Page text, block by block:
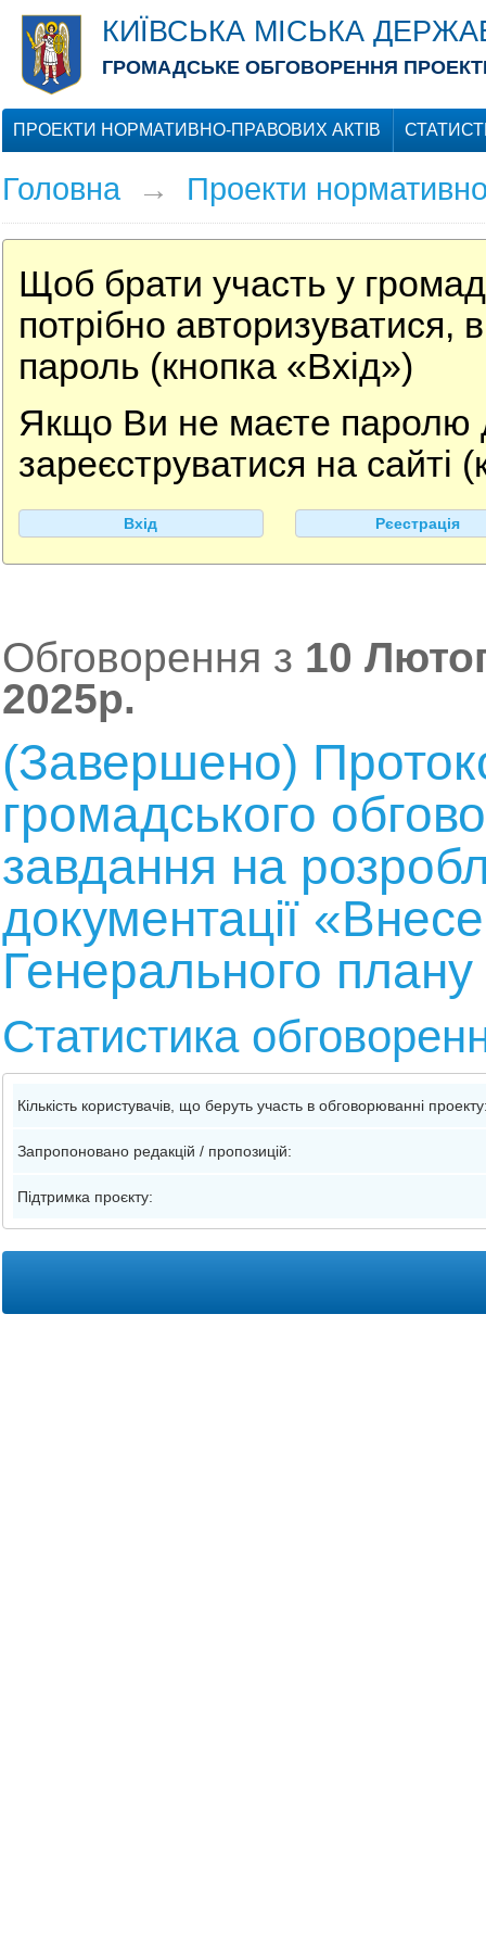
КИЇВСЬКА МІСЬКА
ГРОМАДСЬКЕ ОБГОВОРЕННЯ
ПРОЕКТИ НОРМАТИВНО-ПРАВОВИХ АКТІВ
Головна→ Проекти
Щоб брати участь у
потрібно авторизуватися,
пароль (кнопка «Вхід»)
Якщо Ви не маєте паролю
зареєструватися на сайті
Вхід Рєестрація
Обговорення з 10
2025р.
(Завершено)
громадського
завдання на
документації
Генерального плану
Статистика
Кількість користувачів, що беруть участь в обговорюванні
Запропоновано редакцій / пропозицій:
Підтримка проєкту: